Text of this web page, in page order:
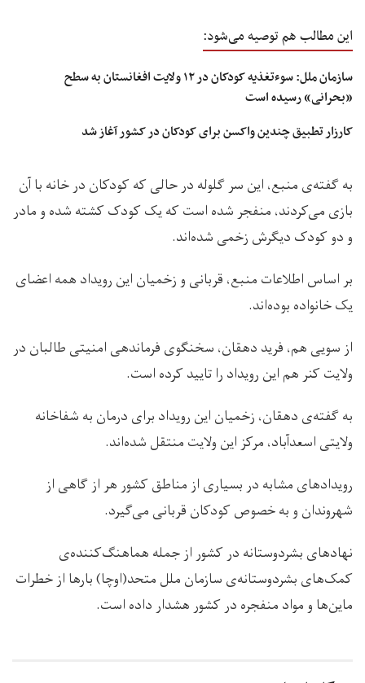
این مطالب هم توصیه می‌شود:
سازمان ملل: سوءتغذیه کودکان در ۱۲ ولایت‌ افغانستان به سطح
«بحرانی» رسیده است
کارزار تطبیق چندین واکسن برای کودکان در کشور آغاز شد
به گفته‌ی منبع، این سر گلوله در حالی که کودکان در خانه با آن
بازی می‌کردند، منفجر شده است که یک کودک کشته شده و مادر
و دو کودک دیگرش زخمی شده‌اند.
بر اساس اطلاعات منبع، قربانی و زخمیان این رویداد همه اعضای
یک خانواده‌ بوده‌اند.
از سویی هم، فرید دهقان، سخنگوی فرماندهی امنیتی طالبان در
ولایت کنر هم این رویداد را تایید کرده است.
به گفته‌ی دهقان، زخمیان این رویداد برای درمان به شفاخانه
ولایتی اسعدآباد، مرکز این ولایت منتقل شده‌اند.
رویدادهای مشابه در بسیاری از مناطق کشور هر از گاهی از
شهروندان و به خصوص کودکان قربانی می‌گیرد.
نهادهای بشردوستانه در کشور از جمله هماهنگ‌کننده‌‌ی
کمک‌های بشردوستانه‌ی سازمان ملل متحد(اوچا) بارها از خطرات
ماین‌ها و مواد منفجره در کشور هشدار داده است.